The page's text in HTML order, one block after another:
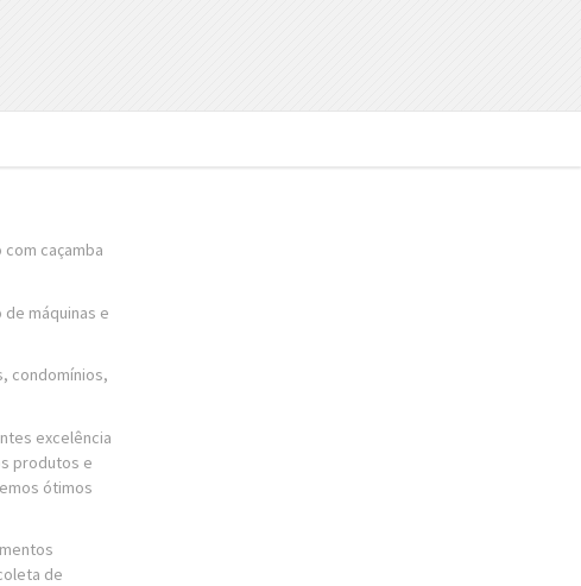
caçamba
máquinas e
condomínios,
excelência
produtos e
ótimos
de